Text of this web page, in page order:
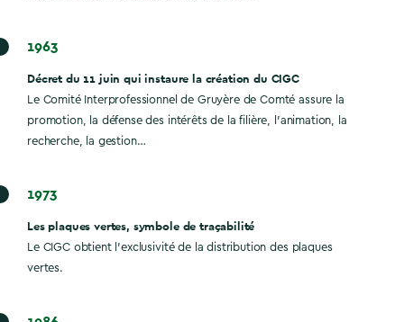
1963
Décret du 11 juin qui instaure la création du CIGC
Le Comité Interprofessionnel de Gruyère de Comté assure la
promotion, la défense des intérêts de la filière, l’animation, la
recherche, la gestion…
1973
Les plaques vertes, symbole de traçabilité
Le CIGC obtient l’exclusivité de la distribution des plaques
vertes.